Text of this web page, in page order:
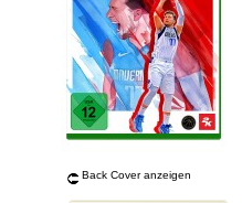
Back Cover anzeigen